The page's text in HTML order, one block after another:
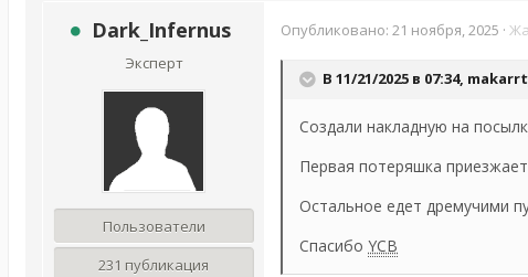
Dark_Infernus
Эксперт
Пользователи
231 публикация
Опубликовано: 21 ноября, 2025 ·
В 11/21/2025 в 07:34,
Создали накладную на
Первая потеряшка
Остальное едет дремучими
Спасибо YCB